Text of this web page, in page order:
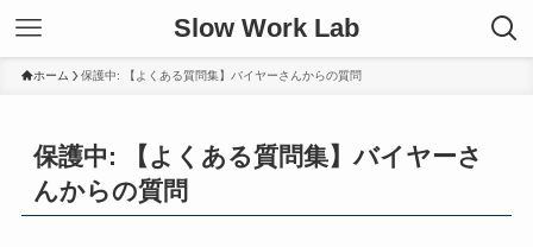
Slow Work Lab
ホーム 保護中: 【よくある質問集】バイヤーさんからの質問
保護中: 【よくある質問集】バイヤーさ
んからの質問